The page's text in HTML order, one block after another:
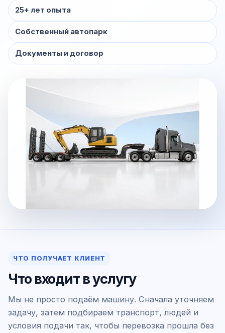
25+ лет опыта
Собственный автопарк
Документы и договор
ЧТО ПОЛУЧАЕТ КЛИЕНТ
Что входит в услугу
Мы не просто подаём машину. Сначала уточняем
задачу, затем подбираем транспорт, людей и
условия подачи так, чтобы перевозка прошла без